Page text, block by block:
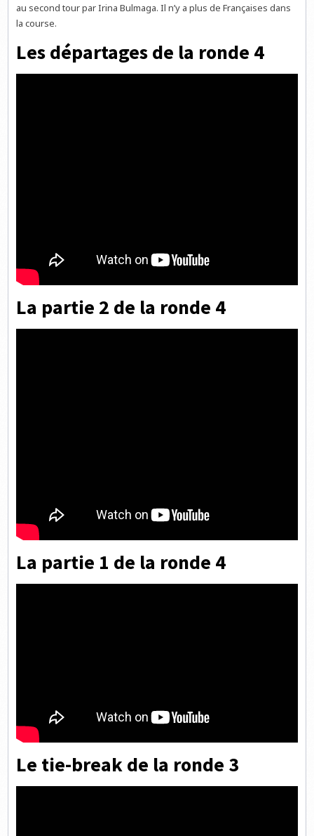
au second tour par Irina Bulmaga. Il n’y a plus de Françaises dans
la course.
Les départages de la ronde 4
La partie 2 de la ronde 4
La partie 1 de la ronde 4
Le tie-break de la ronde 3